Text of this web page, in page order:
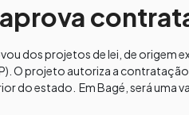
dos projetos de lei, de
O projeto autoriza a
do estado. Em Bagé, será uma